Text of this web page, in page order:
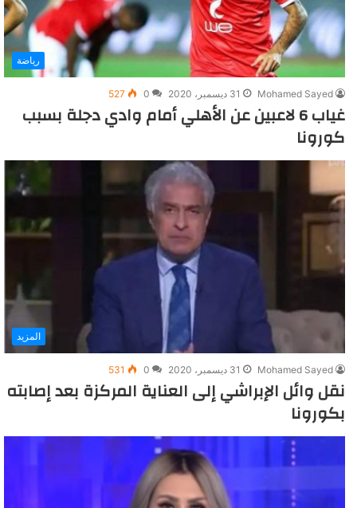
رياضة
Mohamed Sayed 31 ديسمبر، 2020 0
527
غياب 6 لاعبين عن الأهلي أمام وادي دجلة بسبب
كورونا
المزيد
Mohamed Sayed 31 ديسمبر، 2020 0
531
نقل وائل الإبراشي إلى العناية المركزة بعد إصابته
بكورونا